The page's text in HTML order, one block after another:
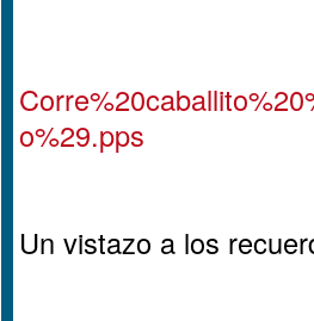
o%29.pps
Un vistazo a los